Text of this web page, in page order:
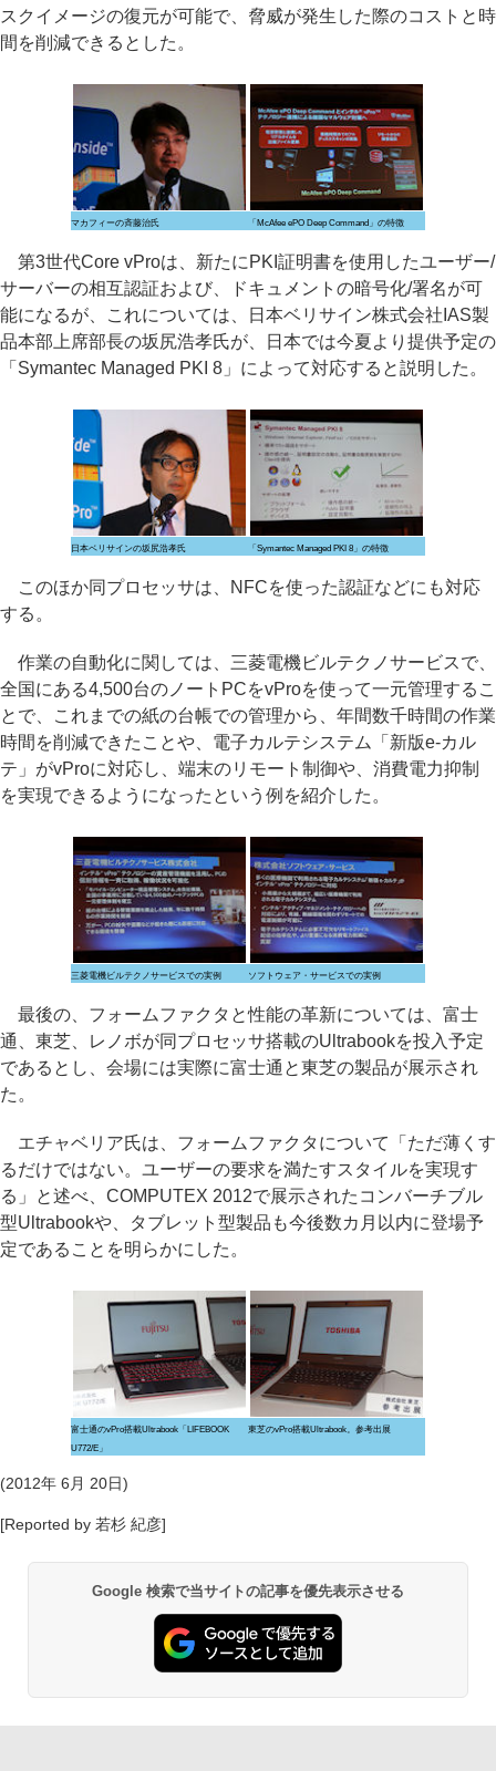
スクイメージの復元が可能で、脅威が発生した際のコストと時
間を削減できるとした。
マカフィーの斉藤治氏 「McAfee ePO Deep Command」の特徴
第3世代Core vProは、新たにPKI証明書を使用したユーザー/
サーバーの相互認証および、ドキュメントの暗号化/署名が可
能になるが、これについては、日本ベリサイン株式会社IAS製
品本部上席部長の坂尻浩孝氏が、日本では今夏より提供予定の
「Symantec Managed PKI 8」によって対応すると説明した。
日本ベリサインの坂尻浩孝氏 「Symantec Managed PKI 8」の特徴
このほか同プロセッサは、NFCを使った認証などにも対応
する。
作業の自動化に関しては、三菱電機ビルテクノサービスで、
全国にある4,500台のノートPCをvProを使って一元管理するこ
とで、これまでの紙の台帳での管理から、年間数千時間の作業
時間を削減できたことや、電子カルテシステム「新版e-カル
テ」がvProに対応し、端末のリモート制御や、消費電力抑制
を実現できるようになったという例を紹介した。
三菱電機ビルテクノサービスでの実例 ソフトウェア・サービスでの実例
最後の、フォームファクタと性能の革新については、富士
通、東芝、レノボが同プロセッサ搭載のUltrabookを投入予定
であるとし、会場には実際に富士通と東芝の製品が展示され
た。
エチャベリア氏は、フォームファクタについて「ただ薄くす
るだけではない。ユーザーの要求を満たすスタイルを実現す
る」と述べ、COMPUTEX 2012で展示されたコンバーチブル
型Ultrabookや、タブレット型製品も今後数カ月以内に登場予
定であることを明らかにした。
富士通のvPro搭載Ultrabook「LIFEBOOK
U772/E」
東芝のvPro搭載Ultrabook。参考出展
(2012年 6月 20日)
[Reported by 若杉 紀彦]
Google 検索で当サイトの記事を優先表示させる